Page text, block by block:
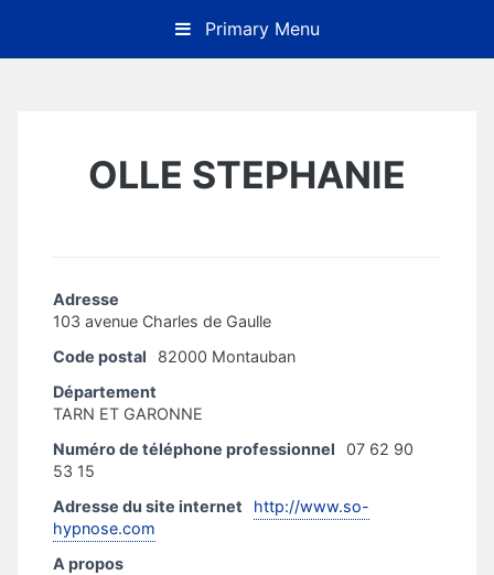
content
Primary Menu
OLLE STEPHANIE
Adresse
103 avenue Charles de Gaulle
Code postal
82000 Montauban
Département
TARN ET GARONNE
Numéro de téléphone professionnel
07 62 90
53 15
Adresse du site internet
http://www.so-
hypnose.com
A propos